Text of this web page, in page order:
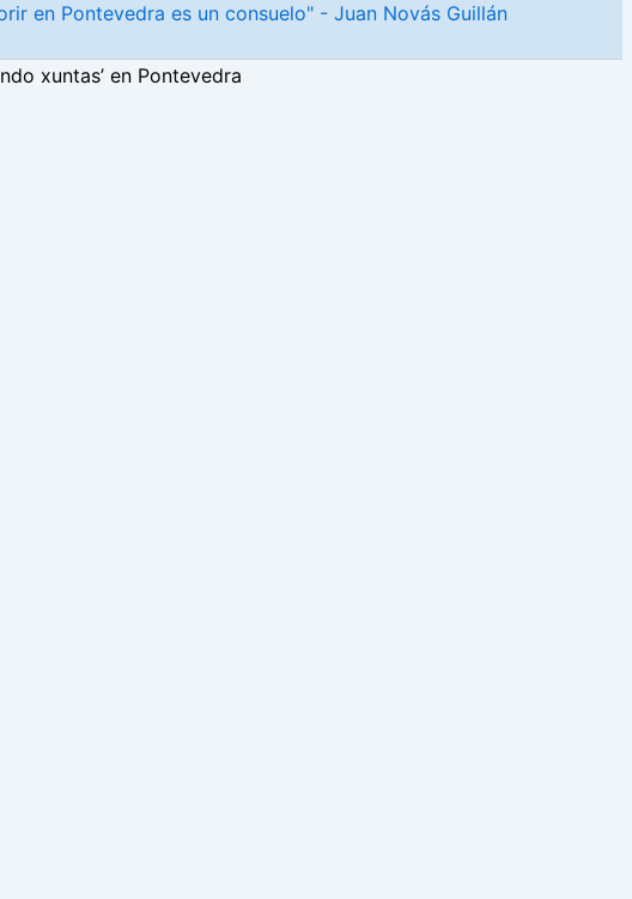
en Pontevedra es un consuelo" - Juan Novás Guillán
xuntas’ en Pontevedra